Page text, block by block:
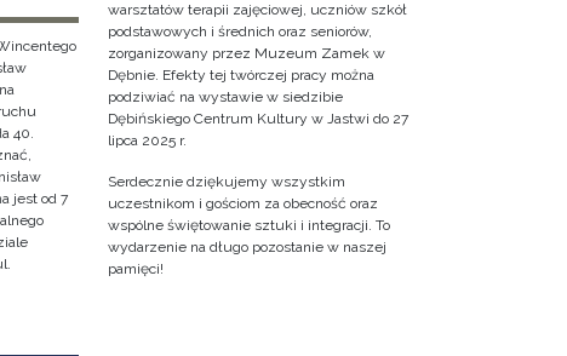
40.
jest od 7
warsztatów terapii zajęciowej, uczniów szkół
podstawowych i średnich oraz seniorów,
zorganizowany przez Muzeum Zamek w
Dębnie. Efekty tej twórczej pracy można
podziwiać na wystawie w siedzibie
Dębińskiego Centrum Kultury w Jastwi do 27
lipca 2025 r.
Serdecznie dziękujemy wszystkim
uczestnikom i gościom za obecność oraz
wspólne świętowanie sztuki i integracji. To
wydarzenie na długo pozostanie w naszej
pamięci!